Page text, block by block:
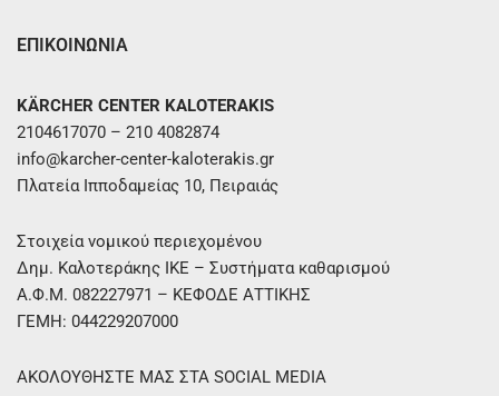
ΕΠΙΚΟΙΝΩΝΙΑ
KÄRCHER CENTER KALOTERAKIS
2104617070 – 210 4082874
info@karcher-center-kaloterakis.gr
Πλατεία Ιπποδαμείας 10, Πειραιάς
Στοιχεία νομικού περιεχομένου
Δημ. Καλοτεράκης ΙΚΕ – Συστήματα καθαρισμού
Α.Φ.Μ. 082227971 – ΚΕΦΟΔΕ ΑΤΤΙΚΗΣ
ΓΕΜΗ: 044229207000
ΑΚΟΛΟΥΘΗΣΤΕ ΜΑΣ ΣΤΑ SOCIAL MEDIA